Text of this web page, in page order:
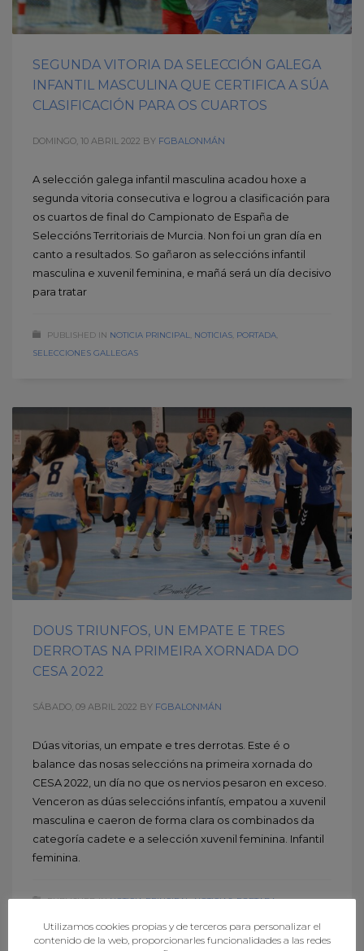
SEGUNDA VITORIA DA SELECCIÓN GALEGA
INFANTIL MASCULINA QUE CERTIFICA A SÚA
CLASIFICACIÓN PARA OS CUARTOS
DOMINGO, 10 ABRIL 2022 BY FGBALONMÁN
A selección galega infantil masculina acadou hoxe a
segunda vitoria consecutiva e logrou a clasificación para
os cuartos de final do Campionato de España de
Seleccións Territoriais de Murcia. Non foi un gran día en
canto a resultados. So gañaron as seleccións infantil
masculina e xuvenil feminina, e mañá será un día decisivo
para tratar
PUBLISHED IN NOTICIA PRINCIPAL NOTICIAS PORTADA
SELECCIONES GALLEGAS
DOUS TRIUNFOS, UN EMPATE E TRES
DERROTAS NA PRIMEIRA XORNADA DO
CESA 2022
SÁBADO, 09 ABRIL 2022 BY FGBALONMÁN
Dúas vitorias, un empate e tres derrotas. Este é o
balance das nosas seleccións na primeira xornada do
CESA 2022, un día no que os nervios pesaron en exceso.
Venceron as dúas seleccións infantís, empatou a xuvenil
masculina e caeron de forma clara os combinados da
categoría cadete e a selección xuvenil feminina. Infantil
feminina.
PUBLISHED IN NOTICIA PRINCIPAL,NOTICIAS,PORTADA,
Utilizamos cookies propias y de terceros para personalizar el
contenido de la web, proporcionarles funcionalidades a las redes